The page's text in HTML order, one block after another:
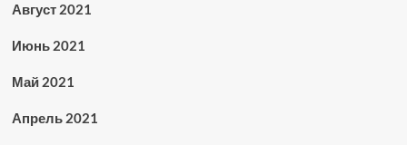
Август 2021
Июнь 2021
Май 2021
Апрель 2021